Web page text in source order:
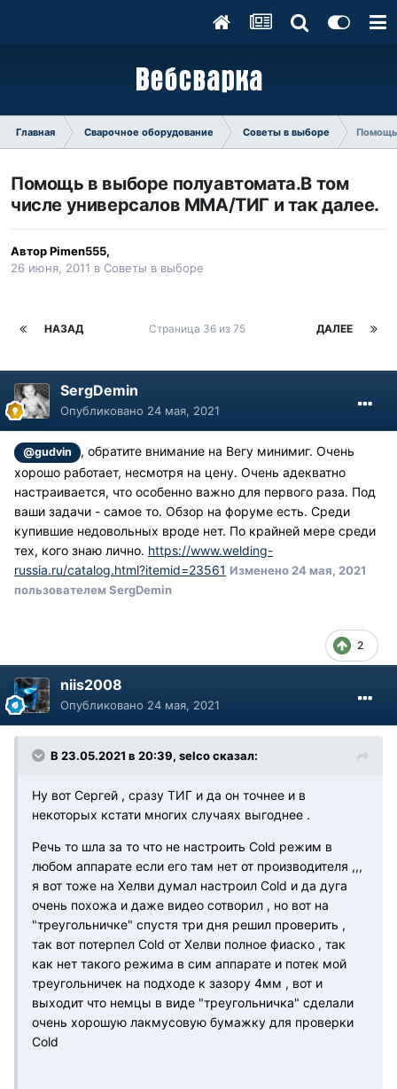
Главная Сварочное оборудование Советы в выборе Помощь
Помощь в выборе полуавтомата.В том
числе универсалов ММА/ТИГ и так далее.
АвторPimen555,
26 июня, 2011 в Советы в выборе
НАЗАД ДАЛЕЕ
Страница 36 из 75
SergDemin
Опубликовано 24 мая, 2021
@gudvin
, обратите внимание на Вегу минимиг. Очень
хорошо работает, несмотря на цену. Очень адекватно
настраивается, что особенно важно для первого раза. Под
ваши задачи - самое то. Обзор на форуме есть. Среди
купившие недовольных вроде нет. По крайней мере среди
тех, кого знаю лично. https://www.welding-
russia.ru/catalog.html?itemid=23561 Изменено 24 мая, 2021
пользователем SergDemin
2
niis2008
Опубликовано 24 мая, 2021
В 23.05.2021 в 20:39, selco сказал:
Ну вот Сергей , сразу ТИГ и да он точнее и в
некоторых кстати многих случаях выгоднее .
Речь то шла за то что не настроить Cold режим в
любом аппарате если его там нет от производителя ,,,
я вот тоже на Хелви думал настроил Cold и да дуга
очень похожа и даже видео сотворил , но вот на
"треугольничке" спустя три дня решил проверить ,
так вот потерпел Cold от Хелви полное фиаско , так
как нет такого режима в сим аппарате и потек мой
треугольничек на подходе к зазору 4мм , вот и
выходит что немцы в виде "треугольничка" сделали
очень хорошую лакмусовую бумажку для проверки
Cold